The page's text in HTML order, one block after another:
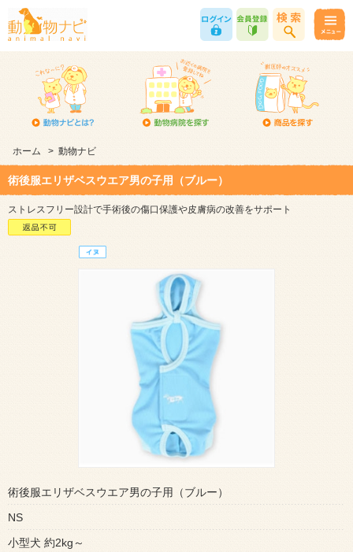
ホーム > 動物ナビ
術後服エリザベスウエア男の子用（ブルー）
ストレスフリー設計で手術後の傷口保護や皮膚病の改善をサポート
術後服エリザベスウエア男の子用（ブルー）
NS
小型犬 約2kg～